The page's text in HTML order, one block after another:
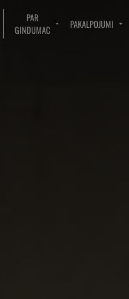
PAR
GINDUMAC
PAKALPOJUMI